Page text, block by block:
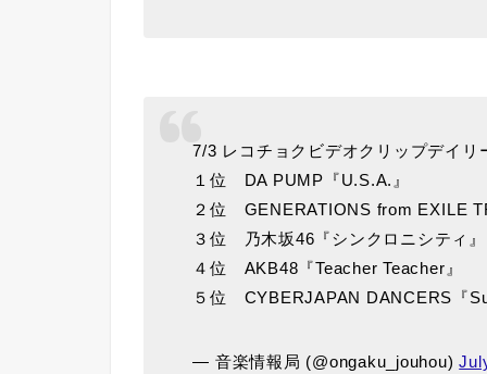
7/3 レコチョクビデオクリップデイリ
１位 DA PUMP『U.S.A.』
２位 GENERATIONS from EXILE
３位 乃木坂46『シンクロニシティ』
４位 AKB48『Teacher Teacher』
５位 CYBERJAPAN DANCERS『
— 音楽情報局 (@ongaku_jouhou)